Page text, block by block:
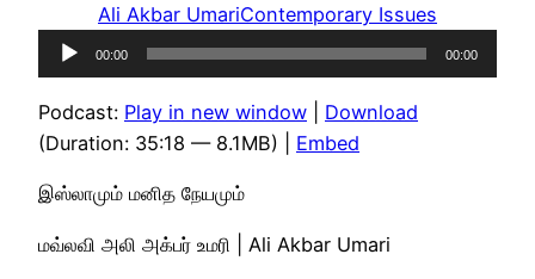
Ali Akbar UmariContemporary Issues
Audio
Player
00:00 00:00
Podcast: Play in new window
Download
(Duration: 35:18 — 8.1MB) | Embed
இஸ்லாமும் மனித நேயமும்
மவ்லவி அலி அக்பர் உமரி | Ali Akbar Umari